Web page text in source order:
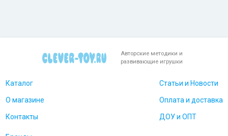
Авторские методики и
развивающие игрушки
Каталог
О магазине
Контакты
Статьи и Новости
Оплата и доставка
ДОУ и ОПТ